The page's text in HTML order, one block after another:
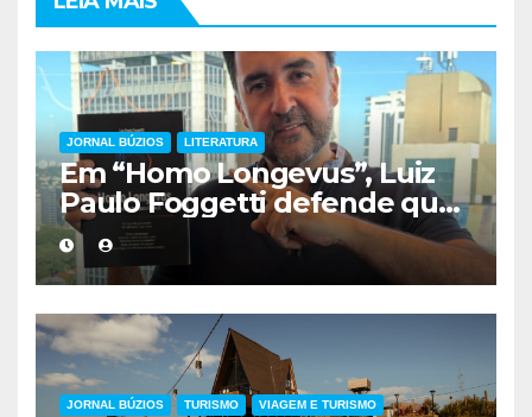
JORNAL BÚZIOS LITERATURA
Em “Homo Longevus”, Luiz
Paulo Foggetti defende que
viver mais exigirá uma nova
forma de encarar a vida
JORNAL BÚZIOS TURISMO VIAGEM E TURISMO